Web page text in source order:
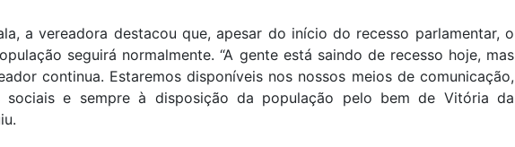
a vereadora destacou que, apesar do início do recesso parlamentar, o
seguirá normalmente. “A gente está saindo de recesso hoje, mas
continua. Estaremos disponíveis nos nossos meios de comunicação,
sociais e sempre à disposição da população pelo bem de Vitória da